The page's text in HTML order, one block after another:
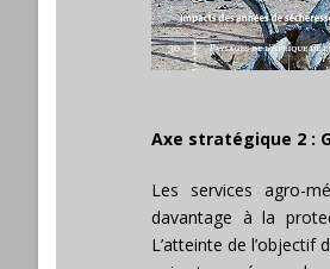
Axe stratégique 2 :
Les services agro-
davantage à la
L’atteinte de